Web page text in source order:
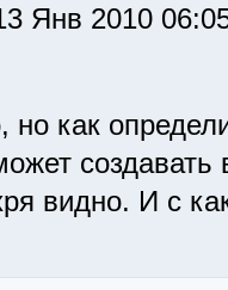
Янв 2010
но как
создавать
видно. И с